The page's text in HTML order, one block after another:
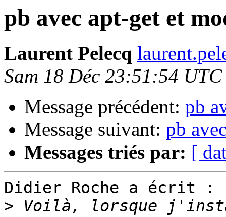
pb avec apt-get et
Laurent Pelecq
Sam 18 Déc 23:51:54
Message précédent: pb
Message suivant: pb
Messages triés par: [
Didier Roche a écrit :
> Voilà, lorsque